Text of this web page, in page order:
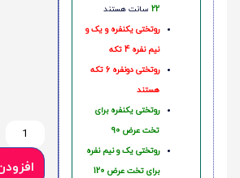
22 سانت هستند
روتختی یکنفره و یک و
نیم نفره 4 تکه
روتختی دونفره 6 تکه
هستند
روتختی یکنفره برای
تخت عرض 90
روتختی یک و نیم نفره
برای تخت عرض 120